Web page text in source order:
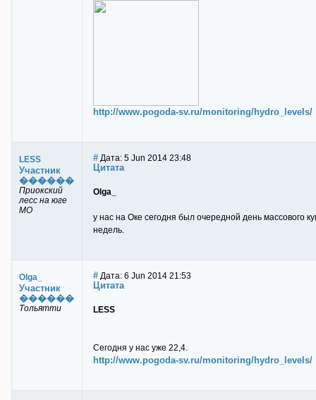
http://www.pogoda-sv.ru/monitoring/hydro_levels/
LESS
Участник
������
Приокский
лесс на юге
МО
# Дата: 5 Jun 2014 23:48
Цитата
Olga_
у нас на Оке сегодня был очередной день массового
недель.
Olga_
Участник
������
Тольятти
# Дата: 6 Jun 2014 21:53
Цитата
LESS
Сегодня у нас уже 22,4.
http://www.pogoda-sv.ru/monitoring/hydro_levels/